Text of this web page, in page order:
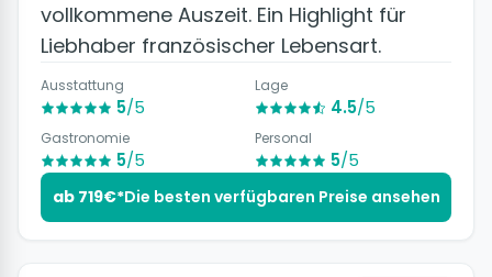
vollkommene Auszeit. Ein Highlight für
Liebhaber französischer Lebensart.
Ausstattung
5/5
Lage
4.5/5
Gastronomie
5/5
Personal
5/5
ab 719€*Die besten verfügbaren Preise ansehen